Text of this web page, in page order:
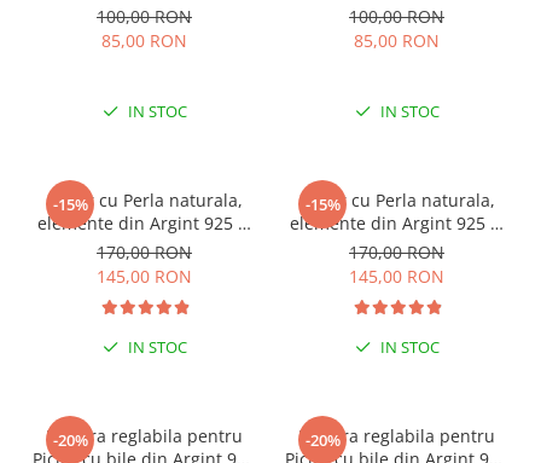
100,00 RON
85,00 RON
IN STOC
100,00 RON
85,00 RON
IN STOC
-15%
Colier cu Perla naturala,
elemente din Argint 925 si
margele Miyuki, multicolor
170,00 RON
145,00 RON
IN STOC
-15%
Colier cu Perla naturala,
elemente din Argint 925 si
margele Miyuki, verde/kiwi
170,00 RON
145,00 RON
IN STOC
-20%
Bratara reglabila pentru
-20%
Bratara reglabila pentru